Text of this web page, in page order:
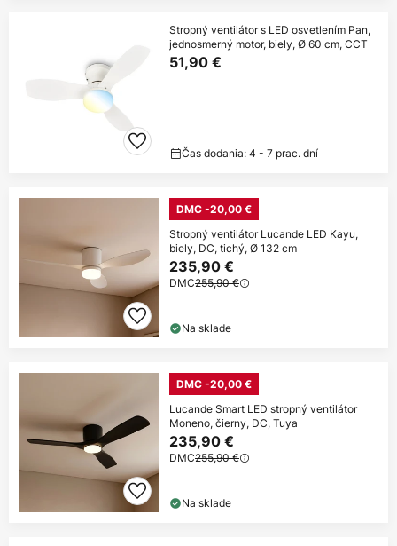
Stropný ventilátor s LED osvetlením Pan,
jednosmerný motor, biely, Ø 60 cm, CCT
51,90 €
Čas dodania: 4 - 7 prac. dní
DMC -20,00 €
Stropný ventilátor Lucande LED Kayu,
biely, DC, tichý, Ø 132 cm
235,90 €
DMC255,90 €
Na sklade
DMC -20,00 €
Lucande Smart LED stropný ventilátor
Moneno, čierny, DC, Tuya
235,90 €
DMC255,90 €
Na sklade